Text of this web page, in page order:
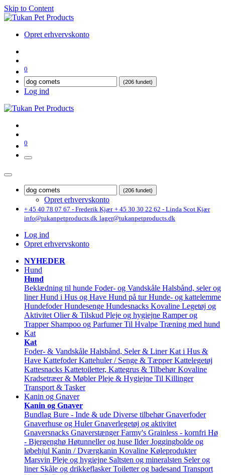
Skip to Content
Opret erhvervskonto
0
(206 fundet)
Log ind
0
(206 fundet)
Opret erhvervskonto
+ 45 40 78 07 67 - Frederik Kjær + 45 30 30 22 62 - Linda Scot Kjær
info@tukanpetproducts.dk lager@tukanpetproducts.dk
Log ind
Opret erhvervskonto
NYHEDER
Hund
Hund
Beklædning til hunde Foder- og Vandskåle Halsbånd, seler og
liner Hund i Hus og Have Hund på tur Hunde- og kattelemme
Hundefoder Hundesenge Hundesnacks Kovaline Legetøj og
Aktivitet Olier & Tilskud Pleje og hygiejne Ramper og
Trapper Shampoo og Parfumer Til Hvalpe Træning med hund
Kat
Kat
Foder- & Vandskåle Halsbånd, Seler & Liner Kat i Hus &
Have Kattefoder Kattehuler / Senge & Tæpper Kattelegetøj
Kattesnacks Kattetoiletter, Kattegrus & Tilbehør Kovaline
Kradsetræer & Møbler Pleje & Hygiejne Til Killinger
Transport & Tasker
Kanin og Gnaver
Kanin og Gnaver
Bundlag Bure - Inde & ude Diverse tilbehør Gnaverfoder
Gnaverhuse og Huler Gnaverlegetøj og aktivitet
Gnaversnacks Gnaverstænger Farmy's Grainless - kornfri Hø
- Bjergenghø Høtunneller og huse Ilder Joggingbolde og
løbehjul Kanin / Dværgkanin Kovaline Køleprodukter
Marsvin Pleje og hygiejne Saltsten og mineralsten Seler og
liner Skåle og drikkeflasker Toiletter og badesand Transport